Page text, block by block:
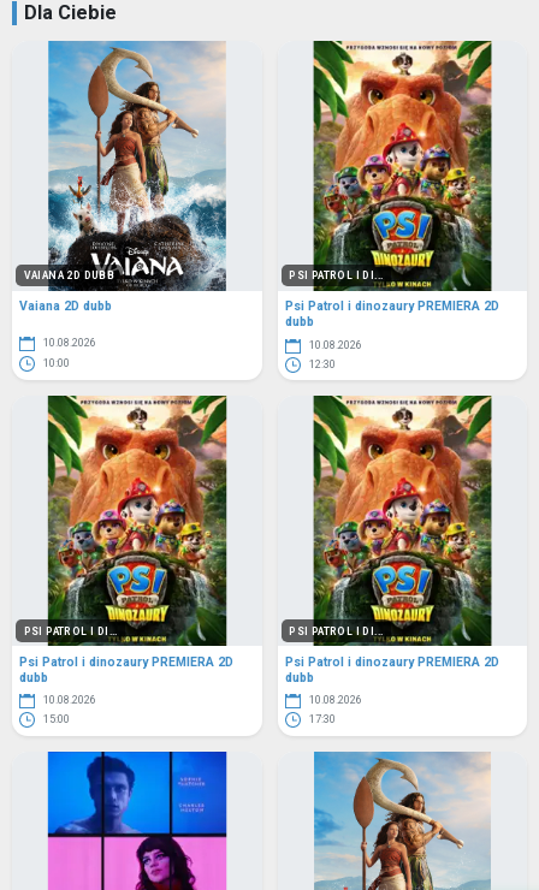
Dla Ciebie
VAIANA 2D DUBB
Vaiana 2D dubb
10.08.2026
10:00
PSI PATROL I DI...
Psi Patrol i dinozaury PREMIERA 2D
dubb
10.08.2026
12:30
PSI PATROL I DI...
Psi Patrol i dinozaury PREMIERA 2D
dubb
10.08.2026
15:00
PSI PATROL I DI...
Psi Patrol i dinozaury PREMIERA 2D
dubb
10.08.2026
17:30